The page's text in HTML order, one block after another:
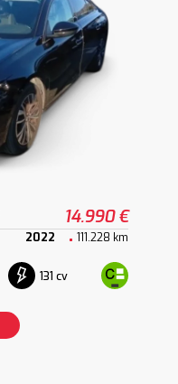
14.990 €
2022 111.228 km
131 cv